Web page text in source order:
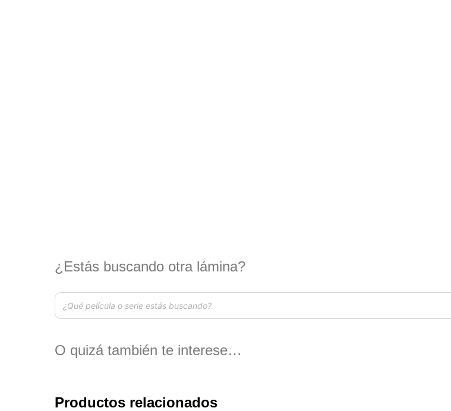
¿Estás buscando otra lámina?
O quizá también te interese…
Productos relacionados